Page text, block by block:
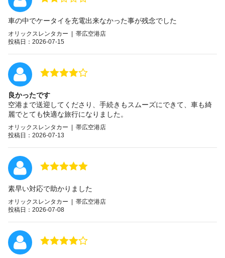
車の中でケータイを充電出来なかった事が残念でした
オリックスレンタカー | 帯広空港店
投稿日：2026-07-15
良かったです
空港まで送迎してくださり、手続きもスムーズにできて、車も綺
麗でとても快適な旅行になりました。
オリックスレンタカー | 帯広空港店
投稿日：2026-07-13
素早い対応で助かりました
オリックスレンタカー | 帯広空港店
投稿日：2026-07-08